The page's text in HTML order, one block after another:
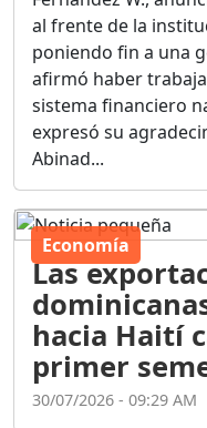
al frente de la
poniendo fin a una
afirmó haber
sistema financiero
expresó su
Abinad...
Economía
Las
hacia Haití
primer
30/07/2026 - 09:29 AM